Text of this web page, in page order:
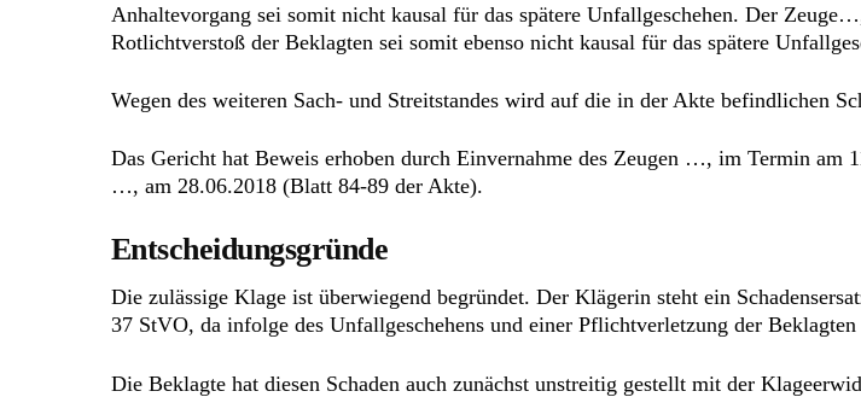
Anhaltevorgang sei somit nicht kausal für das spätere Unfallgeschehen. Der
Rotlichtverstoß der Beklagten sei somit ebenso nicht kausal für das spätere
Wegen des weiteren Sach- und Streitstandes wird auf die in der Akte befindlichen
Das Gericht hat Beweis erhoben durch Einvernahme des Zeugen …, im Termin am
…, am 28.06.2018 (Blatt 84-89 der Akte).
Entscheidungsgründe
Die zulässige Klage ist überwiegend begründet. Der Klägerin steht ein
37 StVO, da infolge des Unfallgeschehens und einer Pflichtverletzung der
Die Beklagte hat diesen Schaden auch zunächst unstreitig gestellt mit der